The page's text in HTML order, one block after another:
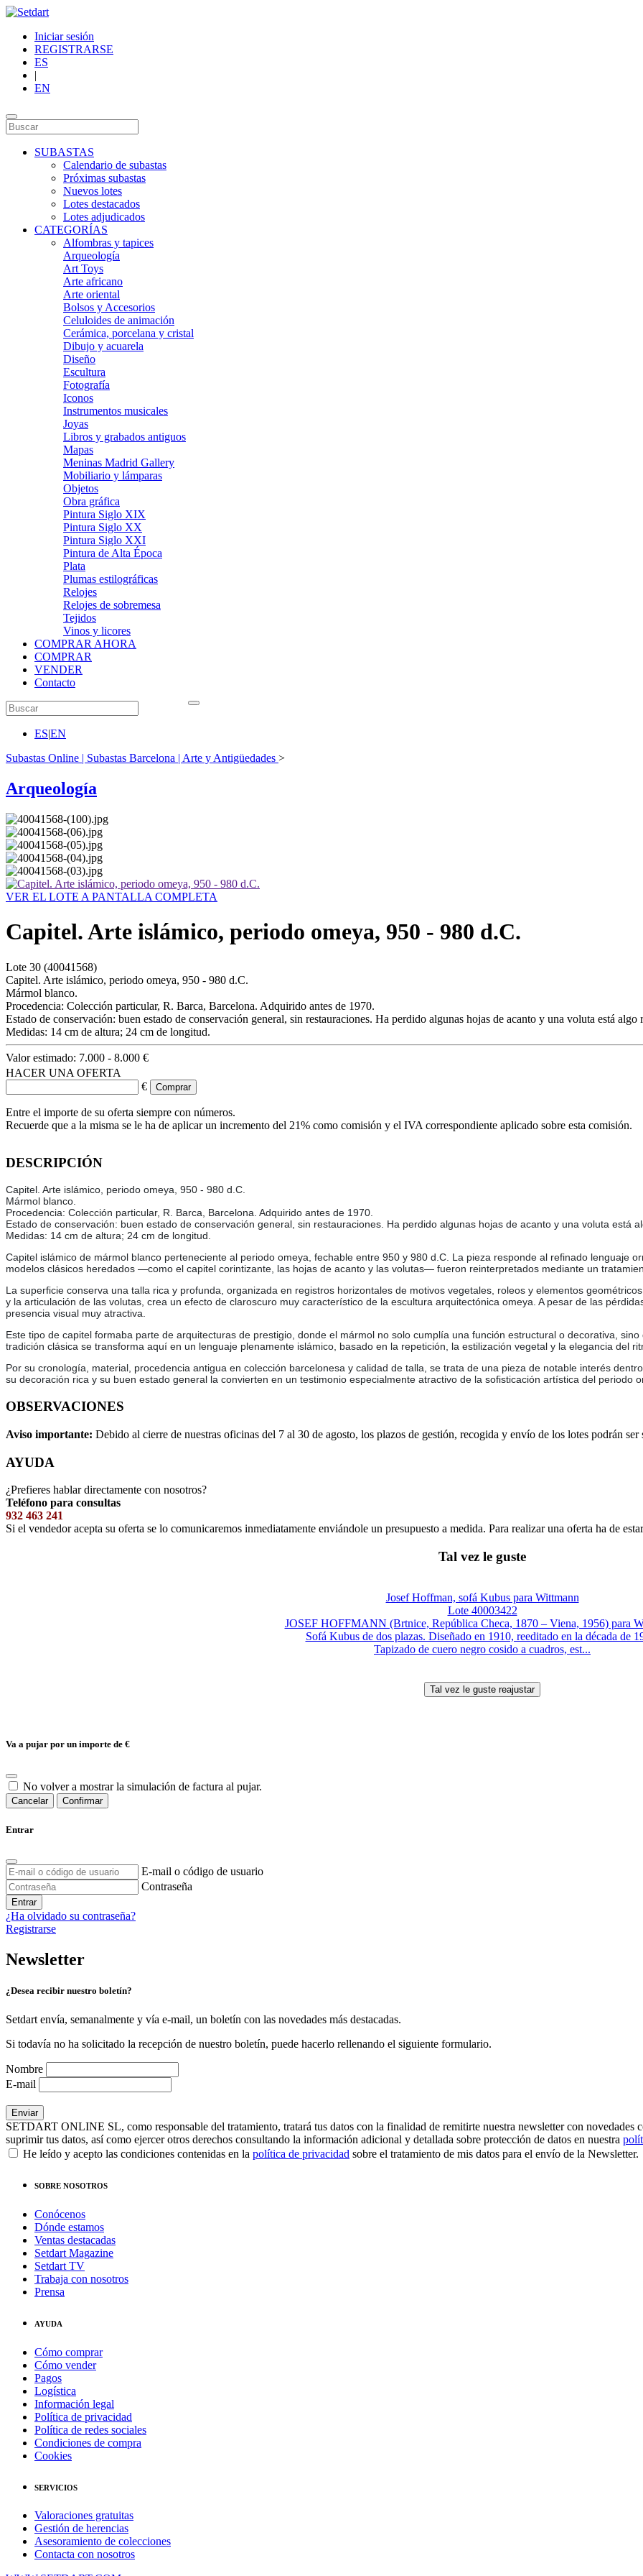
Iniciar sesión
REGISTRARSE
ES
|
EN
SUBASTAS
Calendario de subastas
Próximas subastas
Nuevos lotes
Lotes destacados
Lotes adjudicados
CATEGORÍAS
Alfombras y tapices
Arqueología
Art Toys
Arte africano
Arte oriental
Bolsos y Accesorios
Celuloides de animación
Cerámica, porcelana y cristal
Dibujo y acuarela
Diseño
Escultura
Fotografía
Iconos
Instrumentos musicales
Joyas
Libros y grabados antiguos
Mapas
Meninas Madrid Gallery
Mobiliario y lámparas
Objetos
Obra gráfica
Pintura Siglo XIX
Pintura Siglo XX
Pintura Siglo XXI
Pintura de Alta Época
Plata
Plumas estilográficas
Relojes
Relojes de sobremesa
Tejidos
Vinos y licores
COMPRAR AHORA
COMPRAR
VENDER
Contacto
ES|EN
Subastas Online | Subastas Barcelona | Arte y Antigüedades >
Arqueología
VER EL LOTE A PANTALLA COMPLETA
Capitel. Arte islámico, periodo omeya, 950 - 980 d.C.
Lote 30 (40041568)
Capitel. Arte islámico, periodo omeya, 950 - 980 d.C.
Mármol blanco.
Procedencia: Colección particular, R. Barca, Barcelona. Adquirido antes de 1970.
Estado de conservación: buen estado de conservación general, sin restauraciones. Ha perdido algunas hojas de acanto y una voluta está algo
Medidas: 14 cm de altura; 24 cm de longitud.
Valor estimado: 7.000 - 8.000 €
HACER UNA OFERTA
€
Entre el importe de su oferta siempre con números.
Recuerde que a la misma se le ha de aplicar un incremento del 21% como comisión y el IVA correspondiente aplicado sobre esta comisión.
DESCRIPCIÓN
Capitel. Arte islámico, periodo omeya, 950 - 980 d.C.
Mármol blanco.
Procedencia: Colección particular, R. Barca, Barcelona. Adquirido antes de 1970.
Estado de conservación: buen estado de conservación general, sin restauraciones. Ha perdido algunas hojas de acanto y una voluta está
Medidas: 14 cm de altura; 24 cm de longitud.
Capitel islámico de mármol blanco perteneciente al periodo omeya, fechable entre 950 y 980 d.C. La pieza responde al refinado lenguaje
modelos clásicos heredados —como el capitel corintizante, las hojas de acanto y las volutas— fueron reinterpretados mediante un
La superficie conserva una talla rica y profunda, organizada en registros horizontales de motivos vegetales, roleos y elementos
y la articulación de las volutas, crea un efecto de claroscuro muy característico de la escultura arquitectónica omeya. A pesar de las
presencia visual muy atractiva.
Este tipo de capitel formaba parte de arquitecturas de prestigio, donde el mármol no solo cumplía una función estructural o decorativa,
tradición clásica se transforma aquí en un lenguaje plenamente islámico, basado en la repetición, la estilización vegetal y la elegancia del
Por su cronología, material, procedencia antigua en colección barcelonesa y calidad de talla, se trata de una pieza de notable interés
su decoración rica y su buen estado general la convierten en un testimonio especialmente atractivo de la sofisticación artística del periodo
OBSERVACIONES
Aviso importante: Debido al cierre de nuestras oficinas del 7 al 30 de agosto, los plazos de gestión, recogida y envío de los lotes podrán
AYUDA
¿Prefieres hablar directamente con nosotros?
Teléfono para consultas
932 463 241
Si el vendedor acepta su oferta se lo comunicaremos inmediatamente enviándole un presupuesto a medida. Para realizar una oferta ha de
Tal vez le guste
Josef Hoffman, sofá Kubus para Wittmann
Lote 40003422
JOSEF HOFFMANN (Brtnice, República Checa, 1870 – Viena, 1956) para
Sofá Kubus de dos plazas. Diseñado en 1910, reeditado en la década de
Tapizado de cuero negro cosido a cuadros, est...
Va a pujar por un importe de €
No volver a mostrar la simulación de factura al pujar.
Cancelar Confirmar
Entrar
E-mail o código de usuario
Contraseña
Entrar
¿Ha olvidado su contraseña?
Registrarse
Newsletter
¿Desea recibir nuestro boletín?
Setdart envía, semanalmente y vía e-mail, un boletín con las novedades más destacadas.
Si todavía no ha solicitado la recepción de nuestro boletín, puede hacerlo rellenando el siguiente formulario.
Nombre
E-mail
SETDART ONLINE SL, como responsable del tratamiento, tratará tus datos con la finalidad de remitirte nuestra newsletter con novedades
suprimir tus datos, así como ejercer otros derechos consultando la información adicional y detallada sobre protección de datos en nuestra
He leído y acepto las condiciones contenidas en la política de privacidad sobre el tratamiento de mis datos para el envío de la Newsletter.
SOBRE NOSOTROS
Conócenos
Dónde estamos
Ventas destacadas
Setdart Magazine
Setdart TV
Trabaja con nosotros
Prensa
AYUDA
Cómo comprar
Cómo vender
Pagos
Logística
Información legal
Política de privacidad
Política de redes sociales
Condiciones de compra
Cookies
SERVICIOS
Valoraciones gratuitas
Gestión de herencias
Asesoramiento de colecciones
Contacta con nosotros